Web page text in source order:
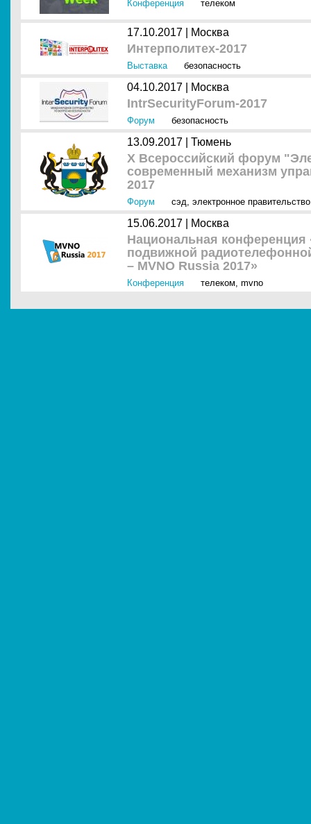
Конференция телеком
17.10.2017 | Москва
Интерполитех-2017
Выставка безопасность
04.10.2017 | Москва
IntrSecurityForum-2017
Форум безопасность
13.09.2017 | Тюмень
Х Всероссийский форум
современный механизм
2017
Форум сэд, электронное правительство
15.06.2017 | Москва
Национальная
подвижной
– MVNO Russia 2017»
Конференция телеком, mvno